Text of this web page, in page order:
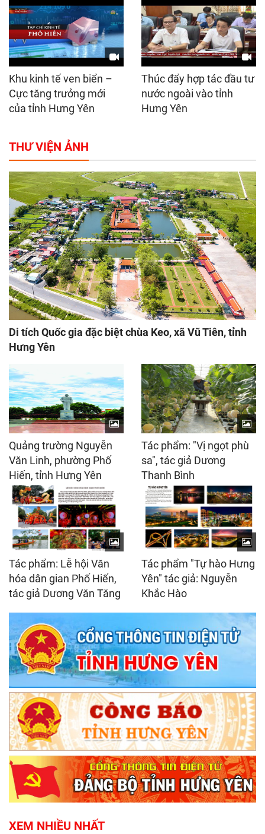
Khu kinh tế ven biển –
Cực tăng trưởng mới
của tỉnh Hưng Yên
Thúc đẩy hợp tác đầu tư
nước ngoài vào tỉnh
Hưng Yên
THƯ VIỆN ẢNH
Di tích Quốc gia đặc biệt chùa Keo, xã Vũ Tiên, tỉnh
Hưng Yên
Quảng trường Nguyễn
Văn Linh, phường Phố
Hiến, tỉnh Hưng Yên
Tác phẩm: "Vị ngọt phù
sa", tác giả Dương
Thanh Bình
Tác phẩm: Lễ hội Văn
hóa dân gian Phố Hiến,
tác giả Dương Văn Tăng
Tác phẩm "Tự hào Hưng
Yên" tác giả: Nguyễn
Khắc Hào
XEM NHIỀU NHẤT